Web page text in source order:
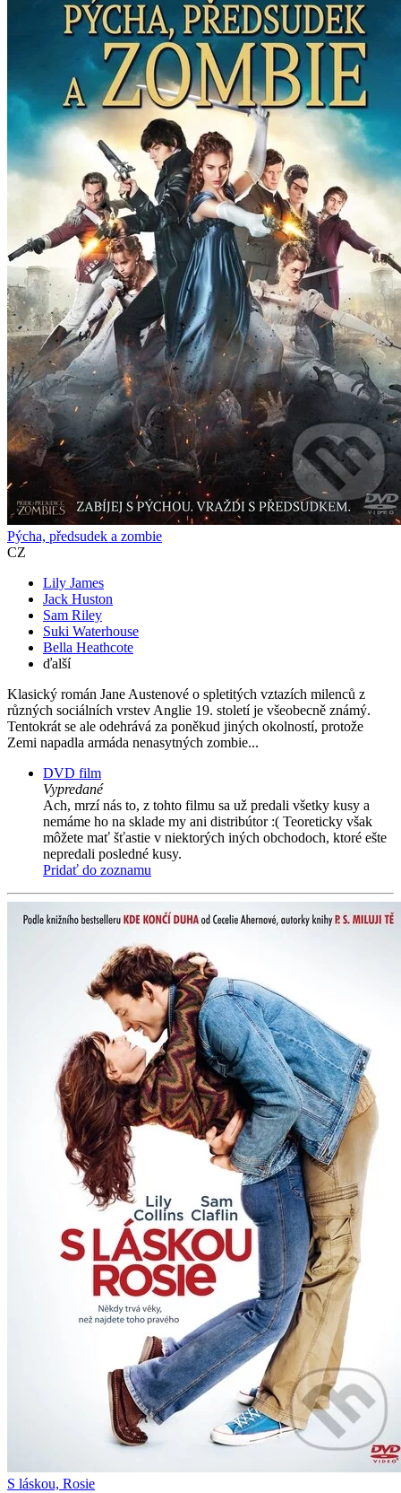
Pýcha, předsudek a zombie
CZ
Lily James
Jack Huston
Sam Riley
Suki Waterhouse
Bella Heathcote
ďalší
Klasický román Jane Austenové o spletitých vztazích milenců z
různých sociálních vrstev Anglie 19. století je všeobecně známý.
Tentokrát se ale odehrává za poněkud jiných okolností, protože
Zemi napadla armáda nenasytných zombie...
DVD film
Vypredané
Ach, mrzí nás to, z tohto filmu sa už predali všetky kusy a
nemáme ho na sklade my ani distribútor :( Teoreticky však
môžete mať šťastie v niektorých iných obchodoch, ktoré ešte
nepredali posledné kusy.
Pridať do zoznamu
S láskou, Rosie